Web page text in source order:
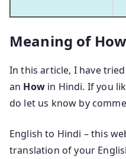
Meaning of
In this article, I have
an How in Hindi. If you
do let us know by
English to Hindi – this
translation of your